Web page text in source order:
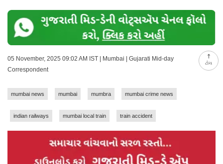
ટોચ
05 November, 2025 09:02 AM IST | Mumbai | Gujarati Mid-day
Correspondent
mumbai news mumbai mumbra mumbai crime news
indian railways mumbai local train train accident